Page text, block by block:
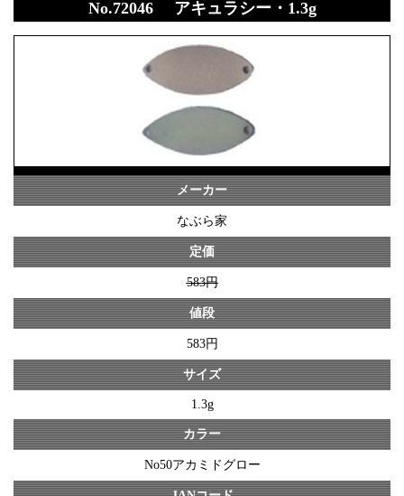
No.72046 アキュラシー・1.3g
メーカー
なぶら家
定価
583円
値段
583円
サイズ
1.3g
カラー
No50アカミドグロー